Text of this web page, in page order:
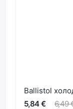
Ballistol
5,84 €
6,49